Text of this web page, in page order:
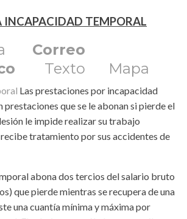
INCAPACIDAD TEMPORAL
Correo
Texto Mapa
Las prestaciones por incapacidad
que se le abonan si pierde el
le impide realizar su trabajo
tratamiento por sus accidentes de
abona dos tercios del salario bruto
que pierde mientras se recupera de una
una cuantía mínima y máxima por